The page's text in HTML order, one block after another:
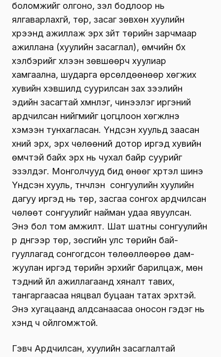
боломжийг олгоно, үзэл бодлоор нь
ялгаварлахгүй, төр, засаг зөвхөн хуулийн
хүрээнд ажиллаж эрх зүйт төрийн зарчмаар
ажил­­лана (хуулийн засаглал), өмчийн бүх
хэлбэрийг хүлээн зөвшөөрч хуулиар
хамгаална, шударга өрсөлдөөнөөр хөгжих
хувийн хэвшилд суурилсан зах зээлийн
эдийн засагтай хүмүүнлэг, чинээлэг ир­гэний
ардчилсан нийгмийг цогцлоон хөг­жүүлнэ
хэмээн тунхагласан. Үндсэн хуульд заасан
хүний эрх, эрх чөлөөний дотор иргэд хувийн
өмчтэй байх эрх нь чухал байр суурийг
эзэлдэг. Монголчууд бид өнөөг хүртэл шинэ
Үндсэн хууль, түүнчлэн сонгуулийн хуулийн
дагуу иргэд нь төр, засгаа сонгох ардчилсан
чөлөөт сонгуулийг найман удаа явуулсан.
Энэ бол том амжилт. Шат шатны сонгуулийн
үр дүнгээр төр, зөсгийн улс төрийн бай­
гууллагад сонгогдсон төлөөллөөрөө дам­
жуулан иргэд төрийн эрхийг барилцаж, мөн
тэдний үйл ажиллагаанд хяналт тавих,
тангаргаасаа няцвал буцаан татах эрхтэй.
Энэ хугацаанд алдсанаасаа оносон гэдэг нь
хэнд ч ойлгомжтой.
Гэвч Ардчилсан, хуулийн засаглалтай